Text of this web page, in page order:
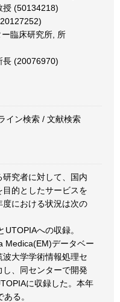
授 (50134218)
臨床研究所, 所
長 (20076970)
イン検索 / 文献検索
究者に対して、国内
的としたサービスを
における状況は次の
への収録。
Medica(EM)データベー
大学学術情報処理セ
、同センターで開発
に収録した。本年
る。